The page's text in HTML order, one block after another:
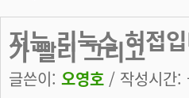
저는 리눅스 허접
가 빨리 그리고
글쓴이: 오영호 / 작성시간